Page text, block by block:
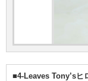
■4-Leaves Tony’sヒ